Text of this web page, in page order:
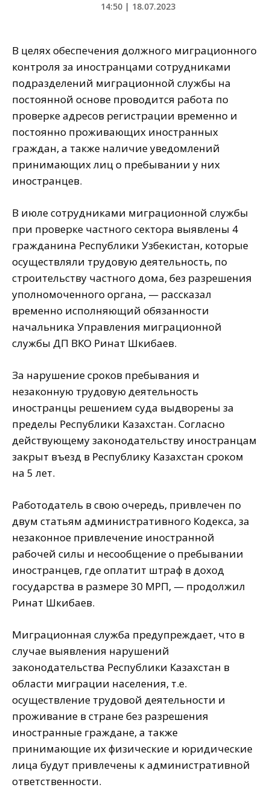
14:50 | 18.07.2023
В целях обеспечения должного миграционного
контроля за иностранцами сотрудниками
подразделений миграционной службы на
постоянной основе проводится работа по
проверке адресов регистрации временно и
постоянно проживающих иностранных
граждан, а также наличие уведомлений
принимающих лиц о пребывании у них
иностранцев.
В июле сотрудниками миграционной службы
при проверке частного сектора выявлены 4
гражданина Республики Узбекистан, которые
осуществляли трудовую деятельность, по
строительству частного дома, без разрешения
уполномоченного органа, — рассказал
временно исполняющий обязанности
начальника Управления миграционной
службы ДП ВКО Ринат Шкибаев.
За нарушение сроков пребывания и
незаконную трудовую деятельность
иностранцы решением суда выдворены за
пределы Республики Казахстан. Согласно
действующему законодательству иностранцам
закрыт въезд в Республику Казахстан сроком
на 5 лет.
Работодатель в свою очередь, привлечен по
двум статьям административного Кодекса, за
незаконное привлечение иностранной
рабочей силы и несообщение о пребывании
иностранцев, где оплатит штраф в доход
государства в размере 30 МРП, — продолжил
Ринат Шкибаев.
Миграционная служба предупреждает, что в
случае выявления нарушений
законодательства Республики Казахстан в
области миграции населения, т.е.
осуществление трудовой деятельности и
проживание в стране без разрешения
иностранные граждане, а также
принимающие их физические и юридические
лица будут привлечены к административной
ответственности.